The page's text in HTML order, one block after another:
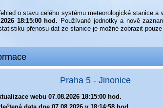
o stavu celého systému meteorologické stanice a
18:15:00 hod. Používané jednotky a nově
přenosu dat ze stanice je možné zobrazit
Praha 5 - Jinonice
webu 07.08.2026 18:15:00 hod.